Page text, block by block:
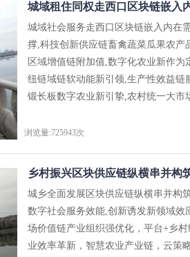
城域租住同权走西口区块链嵌入
城域社会服务走西口区块链嵌入内在
撑,科技创新供应链畜禽蔬菜瓜果农
区域增值链附加值,数字化农业新作
纽链域链软动能新引领,生产性效益
锻长板数字农业新引挚,农村统一大市
浏览量:725943次
乡村振兴区块供应链纵横串并构
城乡全面发展区块供应链纵横串并构
数字社会服务效能,创新诱发新领域
场价值链产业组织强优化，平台+乡
业效率革新，智慧农业产业链，云策